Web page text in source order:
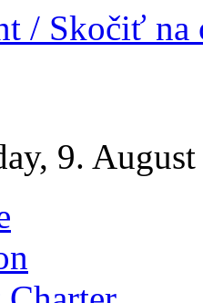
/ Skočiť na
9.